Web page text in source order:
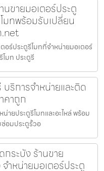
ขายมอเตอร์ประตู
มทพร้อมรับเปลี่ยน
.net
อร์ประตูรีโมทที่จำหน่ายมอเตอร์
มท ประตูรี
ริการจำหน่ายและติด
คาถูก
ายประตูรีโมทและอะไหล่ พร้อม
อมประตูรั้วอ
กระบัง ร้านขาย
จำหน่ายมอเตอร์ประตู